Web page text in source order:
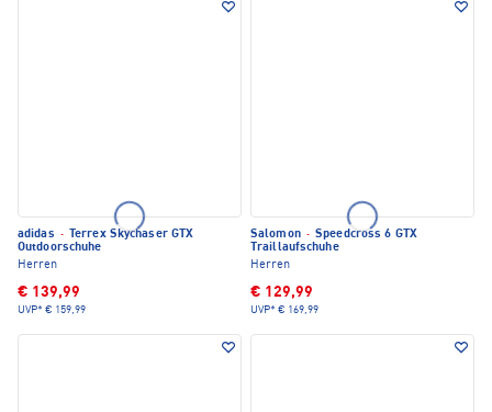
adidas ·
Terrex Skychaser GTX
Outdoorschuhe
Herren
€ 139,99
UVP* € 159,99
Salomon · Speedcross 6 GTX
Traillaufschuhe
Herren
€ 129,99
UVP* € 169,99